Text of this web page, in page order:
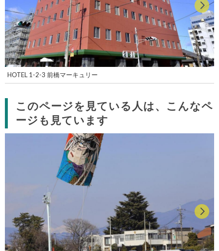
HOTEL 1-2-3 前橋マーキュリー
このページを見ている人は、こんなペ
ージも見ています